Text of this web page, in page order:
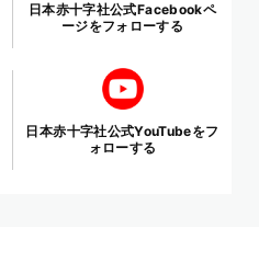
日本赤十字社公式Facebookペ
ージをフォローする
日本赤十字社公式YouTubeをフ
ォローする